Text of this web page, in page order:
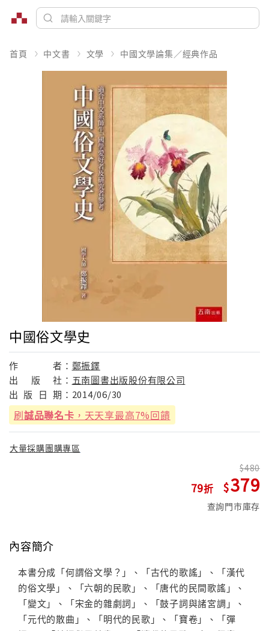
首頁 中文書 文學 中國文學論集／經典作品
中國俗文學史
作 者： 鄭振鐸
出
版 社： 五南圖書出版股份有限公司
出 版 日 期： 2014/06/30
刷誠品聯名卡 ，天天享最高7%回饋
大量採購團購專區
79
480
379
查詢門市庫存
內容簡介
本書分成「何謂俗文學？」、「古代的歌謠」、「漢代
的俗文學」、「六朝的民歌」、「唐代的民間歌謠」、
「變文」、「宋金的雜劇詞」、「鼓子詞與諸宮調」、
「元代的散曲」、「明代的民歌」、「寶卷」、「彈